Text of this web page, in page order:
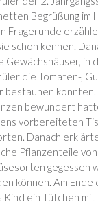
Begrüßung im
Fragerunde
schon kennen.
Gewächshäuser, in
die Tomaten-,
konnten.
bewundert
vorbereiteten
Danach
Pflanzenteile
gegessen
können. Am Ende
Kind ein Tütchen